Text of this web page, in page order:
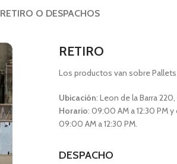
RETIRO O DESPACHOS
RETIRO
Los productos van sobre
Ubicación: Leon de la Barra
Horario: 09:00 AM a 12:30 PM
09:00 AM a 12:30 PM.
DESPACHO